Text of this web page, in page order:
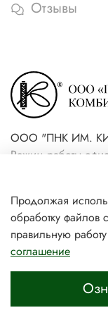
Отзывы
ООО "ПНК ИМ.
Режим работы
магазин)
+7(931)
магазин)
Продолжая
обработку файлов
правильную
соглашение